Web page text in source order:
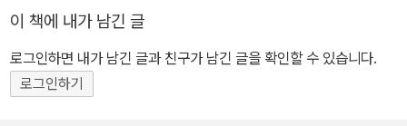
사용할 수 있는 우울증 치료용 모바일 앱도 개발하고 있다. 지난 20
여 년간 미국과 한국의 우울증 환자들을 비교하는 연구를 꾸준히 진
행했으며, 우울증·치매·스트레스에 대한 치료 및연구를 해왔다. 자살
요.”(40대 식당 주인) “일 마무리가 깔끔하지 못하고, 고집 세며 예민
하다는 평가를 들어요.”(30대 직장인) 우울증 연구와 임상 경험을 통
한 매우 예민한 사람들을 위한 조언 지난 10여 년간 삼성서울병원 정
신건강의학과 전문의로서 1만 명 이상의 환자를 상담·치료해온 전홍
이 책에 내가 남긴 글
로그인하면 내가 남긴 글과 친구가 남긴 글을 확인할 수 있습니다.
로그인하기